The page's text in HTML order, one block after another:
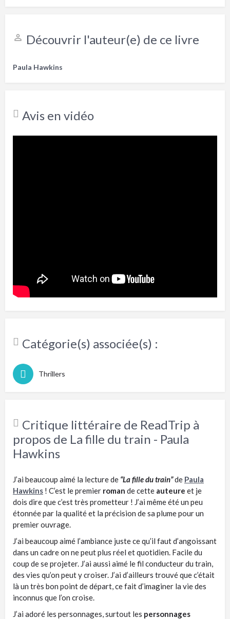
Découvrir l'auteur(e) de ce livre
Paula Hawkins
Avis en vidéo
Catégorie(s) associée(s) :
Thrillers
Critique littéraire de ReadTrip à
propos de La fille du train - Paula
Hawkins
J’ai beaucoup aimé la lecture de “La fille du train”de Paula
Hawkins ! C’est le premier roman de cette auteure et je
dois dire que c’est très prometteur ! J’ai même été un peu
étonnée par la qualité et la précision de sa plume pour un
premier ouvrage.
J’ai beaucoup aimé l’ambiance juste ce qu’il faut d’angoissant
dans un cadre on ne peut plus réel et quotidien. Facile du
coup de se projeter. J’ai aussi aimé le fil conducteur du train,
des vies qu’on peut y croiser. J’ai d’ailleurs trouvé que c’était
là un très bon point de départ, ce fait d’imaginer la vie des
inconnus que l’on croise.
J’ai adoré les personnages, surtout les personnages